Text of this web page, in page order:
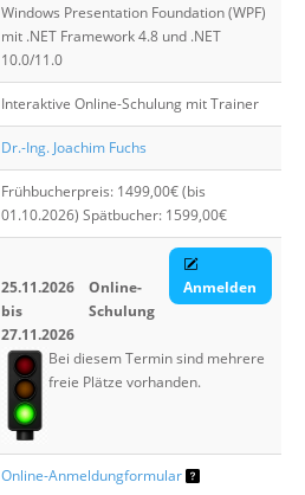
Windows Presentation Foundation (WPF)
mit .NET Framework 4.8 und .NET
10.0/11.0
Interaktive Online-Schulung mit Trainer
Dr.-Ing. Joachim Fuchs
Frühbucherpreis: 1499,00€ (bis
01.10.2026) Spätbucher: 1599,00€
25.11.2026
bis
27.11.2026
Online-
Schulung
Anmelden
Bei diesem Termin sind mehrere
freie Plätze vorhanden.
Online-Anmeldungformular